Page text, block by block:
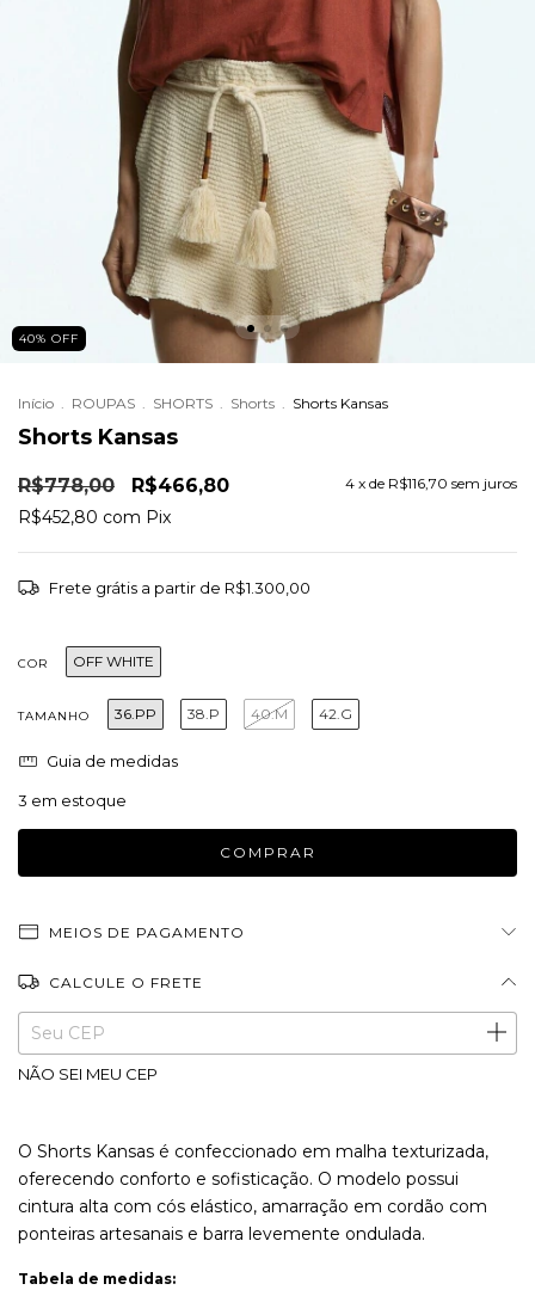
40% OFF
Início . ROUPAS . SHORTS . Shorts . Shorts Kansas
Shorts Kansas
R$778,00 R$466,80 4 x de R$116,70 sem juros
R$452,80 com Pix
Frete grátis a partir de R$1.300,00
COR OFF WHITE
TAMANHO 36.PP 38.P 40.M 42.G
Guia de medidas
3 em estoque
MEIOS DE PAGAMENTO
CALCULE O FRETE
Entregas para o CEP: ALTERAR CEP
NÃO SEI MEU CEP
O Shorts Kansas é confeccionado em malha texturizada,
oferecendo conforto e sofisticação. O modelo possui
cintura alta com cós elástico, amarração em cordão com
ponteiras artesanais e barra levemente ondulada.
Tabela de medidas: